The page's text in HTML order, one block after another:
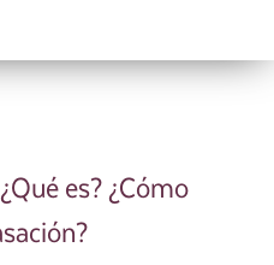
es? ¿Cómo